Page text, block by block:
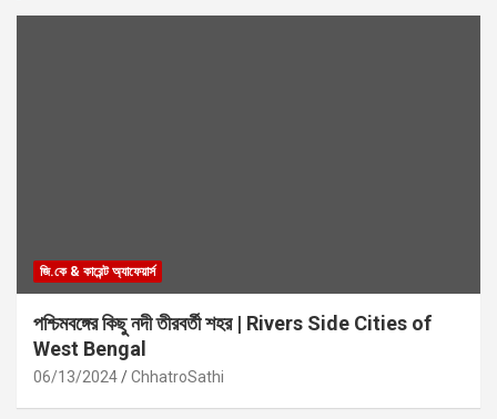
জি.কে & কারেন্ট অ্যাফেয়ার্স
পশ্চিমবঙ্গের কিছু নদী তীরবর্তী শহর | Rivers Side Cities of
West Bengal
06/13/2024 ChhatroSathi